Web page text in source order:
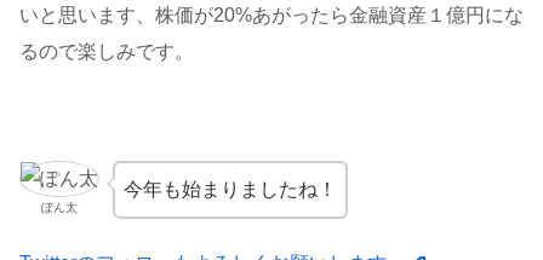
いと思います、株価が20%あがったら金融資産１億円にな
るので楽しみです。
ぽん太
今年も始まりましたね！